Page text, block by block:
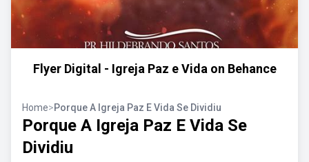
Flyer Digital - Igreja Paz e Vida on Behance
Home>Porque A Igreja Paz E Vida Se Dividiu
Porque A Igreja Paz E Vida Se
Dividiu